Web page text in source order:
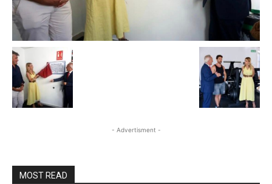
- Advertisment -
MOST READ